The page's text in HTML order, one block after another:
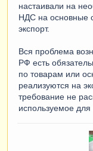
настаивали на
НДС на основные
экспорт.
Вся проблема
РФ есть
по товарам или
реализуются на
требование не
используемое для